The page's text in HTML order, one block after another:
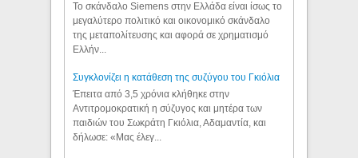
Το σκάνδαλο Siemens στην Ελλάδα είναι ίσως το
μεγαλύτερο πολιτικό και οικονομικό σκάνδαλο
της μεταπολίτευσης και αφορά σε χρηματισμό
Ελλήν...
Συγκλονίζει η κατάθεση της συζύγου του Γκιόλια
Έπειτα από 3,5 χρόνια κλήθηκε στην
Αντιτρομοκρατική η σύζυγος και μητέρα των
παιδιών του Σωκράτη Γκιόλια, Αδαμαντία, και
δήλωσε: «Μας έλεγ...